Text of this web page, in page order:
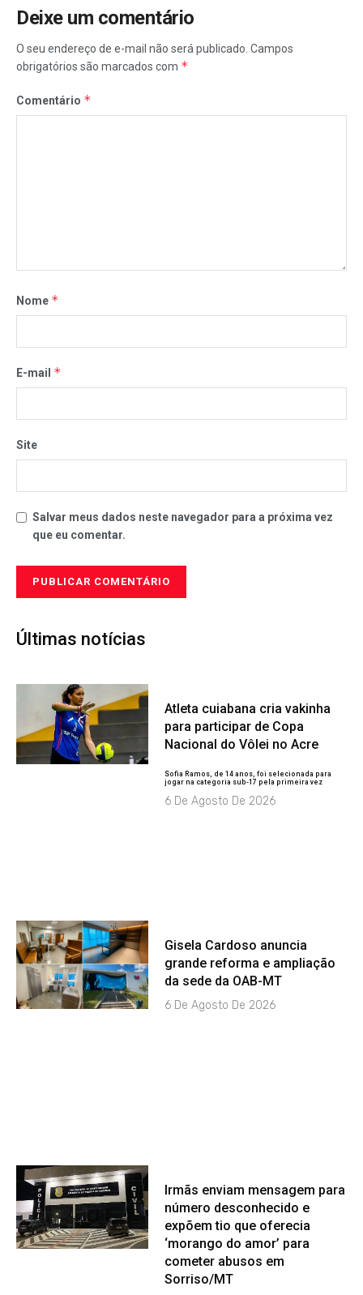
Deixe um comentário
O seu endereço de e-mail não será publicado. Campos
obrigatórios são marcados com *
Comentário *
Nome *
E-mail *
Site
Salvar meus dados neste navegador para a próxima vez
que eu comentar.
Últimas notícias
Atleta cuiabana cria vakinha
para participar de Copa
Nacional do Vôlei no Acre
Sofia Ramos, de 14 anos, foi selecionada para
jogar na categoria sub-17 pela primeira vez
6 De Agosto De 2026
Gisela Cardoso anuncia
grande reforma e ampliação
da sede da OAB-MT
6 De Agosto De 2026
Irmãs enviam mensagem para
número desconhecido e
expõem tio que oferecia
‘morango do amor’ para
cometer abusos em
Sorriso/MT